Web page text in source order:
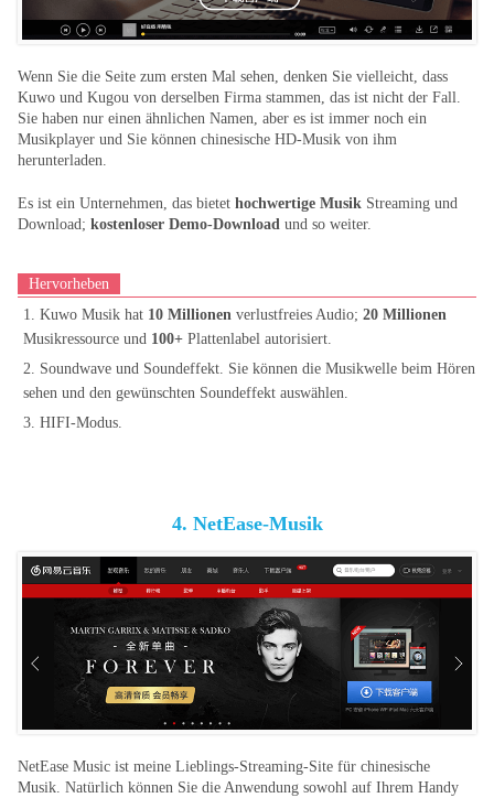
Wenn Sie die Seite zum ersten Mal sehen, denken Sie vielleicht, dass
Kuwo und Kugou von derselben Firma stammen, das ist nicht der Fall.
Sie haben nur einen ähnlichen Namen, aber es ist immer noch ein
Musikplayer und Sie können chinesische HD-Musik von ihm
herunterladen.
Es ist ein Unternehmen, das bietet hochwertige Musik Streaming und
Download; kostenloser Demo-Download und so weiter.
Hervorheben
1. Kuwo Musik hat 10 Millionen verlustfreies Audio; 20 Millionen
Musikressource und 100+ Plattenlabel autorisiert.
2. Soundwave und Soundeffekt. Sie können die Musikwelle beim Hören
sehen und den gewünschten Soundeffekt auswählen.
3. HIFI-Modus.
4. NetEase-Musik
NetEase Music ist meine Lieblings-Streaming-Site für chinesische
Musik. Natürlich können Sie die Anwendung sowohl auf Ihrem Handy